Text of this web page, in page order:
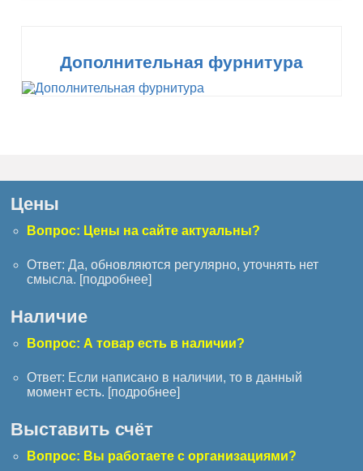
Дополнительная фурнитура
Цены
Вопрос: Цены на сайте актуальны?
Ответ: Да, обновляются регулярно, уточнять нет
смысла. [подробнее]
Наличие
Вопрос: А товар есть в наличии?
Ответ: Если написано в наличии, то в данный
момент есть. [подробнее]
Выставить счёт
Вопрос: Вы работаете с организациями?